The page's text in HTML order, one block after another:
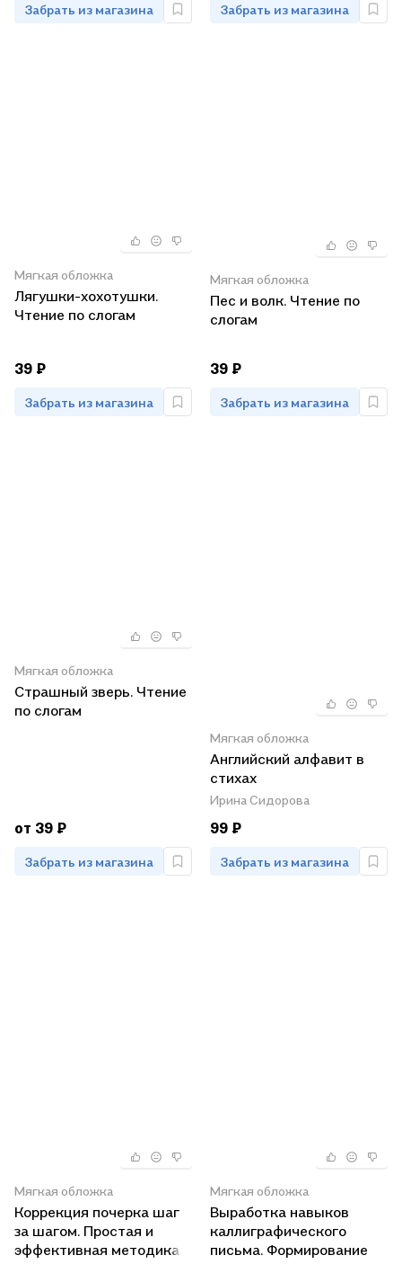
Забрать из магазина Забрать из магазина
Мягкая обложка
Лягушки-хохотушки.
Чтение по слогам
39 ₽
Забрать из магазина
Мягкая обложка
Пес и волк. Чтение по
слогам
39 ₽
Забрать из магазина
Мягкая обложка
Страшный зверь. Чтение
по слогам
от 39 ₽
Забрать из магазина
Мягкая обложка
Английский алфавит в
стихах
Ирина Сидорова
99 ₽
Забрать из магазина
Мягкая обложка
Коррекция почерка шаг
за шагом. Простая и
эффективная методика.
Мягкая обложка
Выработка навыков
каллиграфического
письма. Формирование